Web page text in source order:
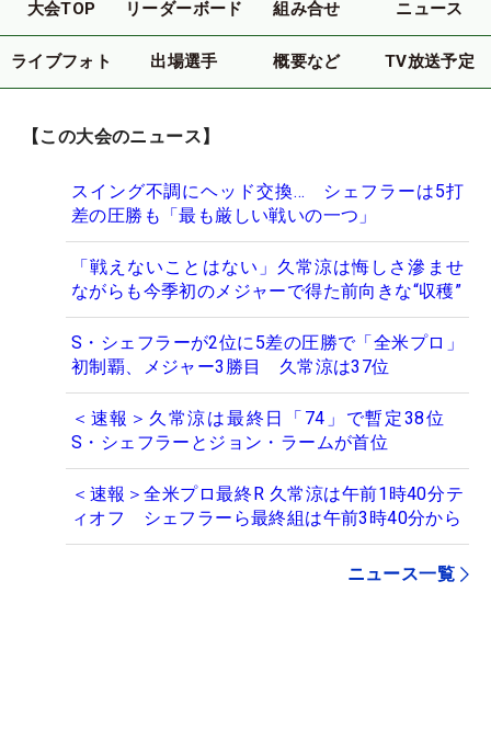
大会TOP リーダーボード 組み合せ ニュース
ライブフォト 出場選手 概要など TV放送予定
【この大会のニュース】
スイング不調にヘッド交換… シェフラーは5打
差の圧勝も「最も厳しい戦いの一つ」
「戦えないことはない」久常涼は悔しさ滲ませ
ながらも今季初のメジャーで得た前向きな“収穫”
S・シェフラーが2位に5差の圧勝で「全米プロ」
初制覇、メジャー3勝目 久常涼は37位
＜速報＞久常涼は最終日「74」で暫定38位
S・シェフラーとジョン・ラームが首位
＜速報＞全米プロ最終R 久常涼は午前1時40分テ
ィオフ シェフラーら最終組は午前3時40分から
ニュース一覧